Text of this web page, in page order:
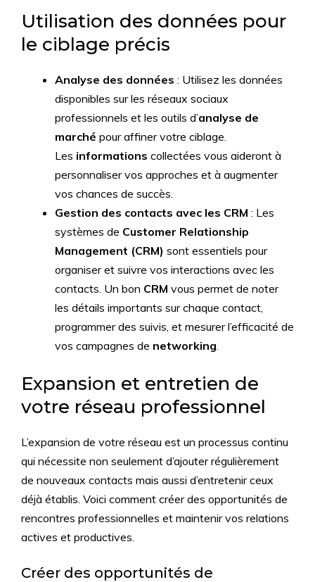
Utilisation des données pour
le ciblage précis
Analyse des données : Utilisez les données
disponibles sur les réseaux sociaux
professionnels et les outils d’analyse de
marché pour affiner votre ciblage.
Les informations collectées vous aideront à
personnaliser vos approches et à augmenter
vos chances de succès.
Gestion des contacts avec les CRM : Les
systèmes de Customer Relationship
Management (CRM) sont essentiels pour
organiser et suivre vos interactions avec les
contacts. Un bon CRM vous permet de noter
les détails importants sur chaque contact,
programmer des suivis, et mesurer l’efficacité de
vos campagnes de networking.
Expansion et entretien de
votre réseau professionnel
L’expansion de votre réseau est un processus continu
qui nécessite non seulement d’ajouter régulièrement
de nouveaux contacts mais aussi d’entretenir ceux
déjà établis. Voici comment créer des opportunités de
rencontres professionnelles et maintenir vos relations
actives et productives.
Créer des opportunités de